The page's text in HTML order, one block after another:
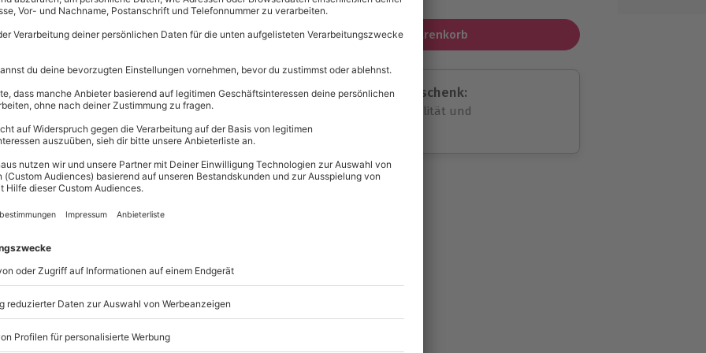
In den Warenkorb
Immer das passende Geschenk:
Große Auswahl, volle Flexibilität und
maximale Sicherheit
Über 9.000 unvergessliche
Erlebnisse.
und freu Dich auf
in München !
der Ruhe und Erholung die
Dir 60 Minuten lang, Körper
eine einmalige
Wellness Massage in München
Dich also zurück, schließ die
Beschwerden zu mildern und